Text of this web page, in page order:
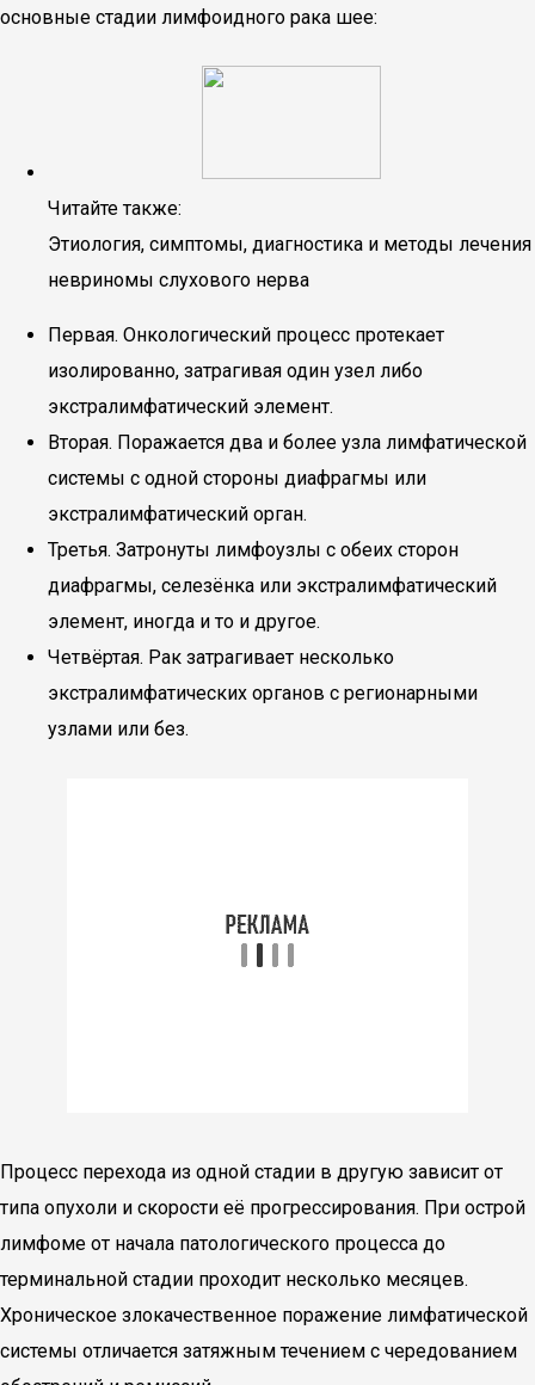
основные стадии лимфоидного рака шее:
Читайте также:
Этиология, симптомы, диагностика и методы лечения
невриномы слухового нерва
Первая. Онкологический процесс протекает
изолированно, затрагивая один узел либо
экстралимфатический элемент.
Вторая. Поражается два и более узла лимфатической
системы с одной стороны диафрагмы или
экстралимфатический орган.
Третья. Затронуты лимфоузлы с обеих сторон
диафрагмы, селезёнка или экстралимфатический
элемент, иногда и то и другое.
Четвёртая. Рак затрагивает несколько
экстралимфатических органов с регионарными
узлами или без.
Процесс перехода из одной стадии в другую зависит от
типа опухоли и скорости её прогрессирования. При острой
лимфоме от начала патологического процесса до
терминальной стадии проходит несколько месяцев.
Хроническое злокачественное поражение лимфатической
системы отличается затяжным течением с чередованием